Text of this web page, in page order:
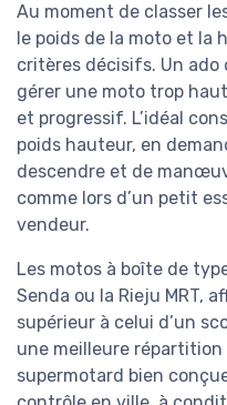
Au moment de classer
le poids de la moto et la
critères décisifs. Un ado
gérer une moto trop
et progressif. L’idéal
poids hauteur, en
descendre et de
comme lors d’un petit
vendeur.
Les motos à boîte de
Senda ou la Rieju MRT,
supérieur à celui d’un
une meilleure répartition
supermotard bien